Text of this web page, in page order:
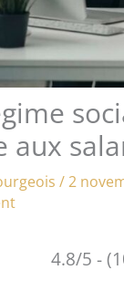
aux
/2
4.8/5 -